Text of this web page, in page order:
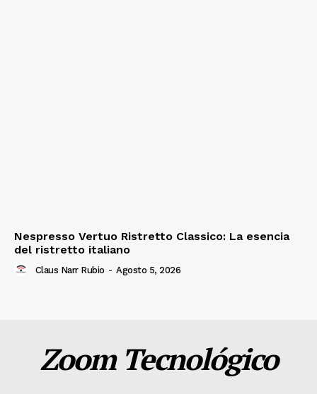
Nespresso Vertuo Ristretto Classico: La esencia
del ristretto italiano
Claus Narr Rubio - Agosto 5, 2026
Zoom Tecnológico